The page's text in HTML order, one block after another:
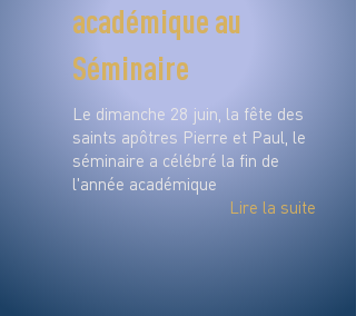
académique au
Séminaire
Le dimanche 28 juin, la fête des
saints apôtres Pierre et Paul, le
séminaire a célébré la fin de
l'année académique
Lire la suite